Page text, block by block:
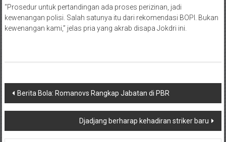
“Prosedur untuk pertandingan ada proses perizinan, jadi
kewenangan polisi. Salah satunya itu dari rekomendasi BOPI. Bukan
kewenangan kami,” jelas pria yang akrab disapa Jokdri ini.
Navigasi
pos
Berita Bola: Romanovs Rangkap Jabatan di PBR
Djadjang berharap kehadiran striker baru